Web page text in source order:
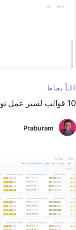
الأنماط
10 قوالب لسير عمل توليف الرؤى في ClickUp
Praburam